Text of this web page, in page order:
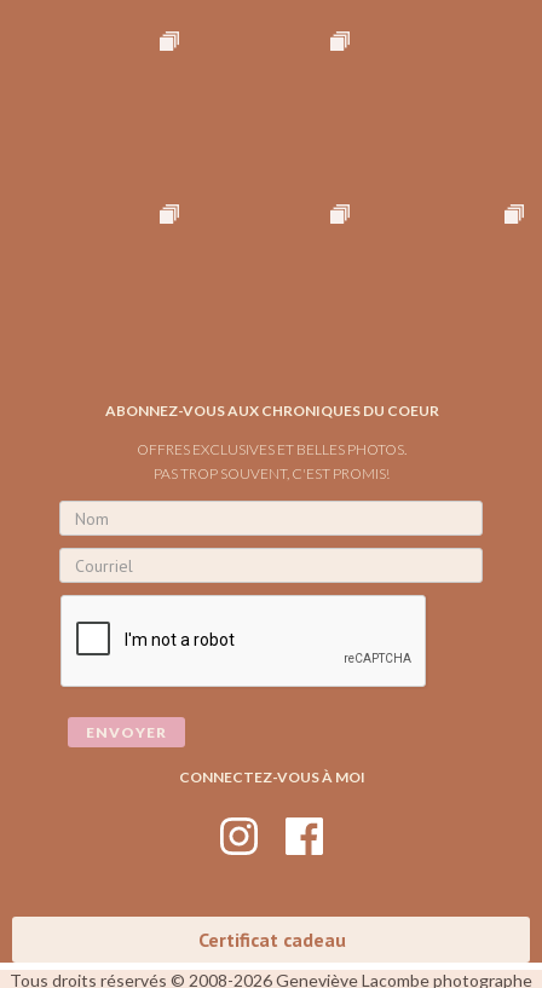
ABONNEZ-VOUS AUX CHRONIQUES DU COEUR
OFFRES EXCLUSIVES ET BELLES PHOTOS.
PAS TROP SOUVENT, C'EST PROMIS!
CONNECTEZ-VOUS À MOI
Certificat cadeau
Tous droits réservés © 2008-2026 Geneviève Lacombe photographe